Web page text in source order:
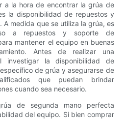
a la hora de encontrar la grúa de
la disponibilidad de repuestos y
A medida que se utiliza la grúa, es
a repuestos y soporte de
mantener el equipo en buenas
Antes de realizar una
investigar la disponibilidad de
de grúa y asegurarse de
que puedan brindar
cuando sea necesario.
de segunda mano perfecta
del equipo. Si bien comprar